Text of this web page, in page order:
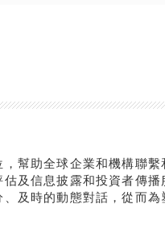
幫助全球企業和機構聯繫
及信息披露和投資者傳
及時的動態對話，從而為